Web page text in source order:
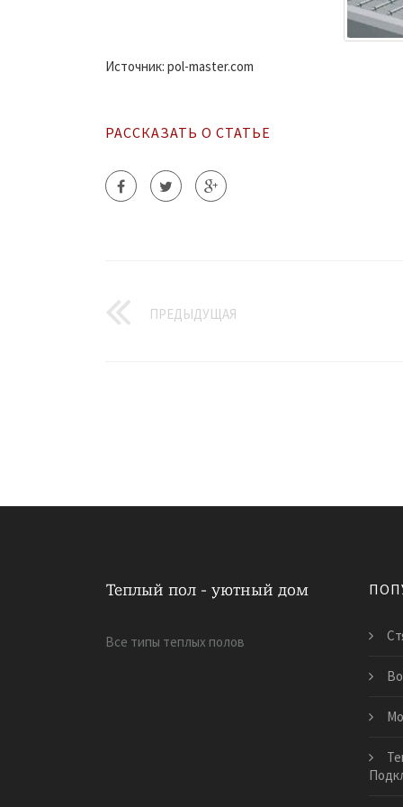
Источник: pol-master.com
РАССКАЗАТЬ О СТАТЬЕ
ПРЕДЫДУЩАЯ
Все типы теплых полов